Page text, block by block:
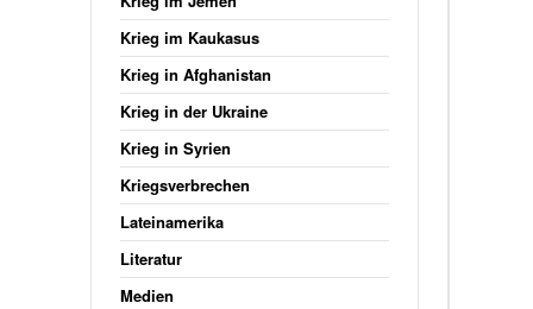
Krieg im Kaukasus
Krieg in Afghanistan
Krieg in der Ukraine
Krieg in Syrien
Kriegsverbrechen
Lateinamerika
Literatur
Medien